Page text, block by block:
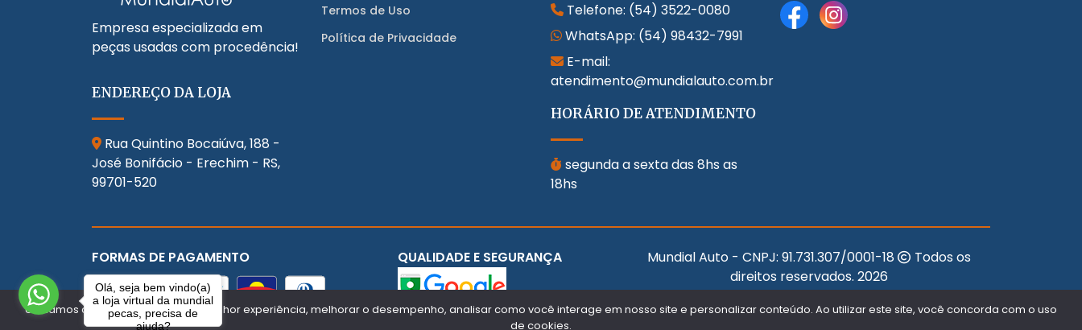
Empresa especializada em
peças usadas com procedência!
ENDEREÇO DA LOJA
Rua Quintino Bocaiúva, 188 -
José Bonifácio - Erechim - RS,
99701-520
Termos de Uso
Política de Privacidade
Telefone: (54) 3522-0080
WhatsApp: (54) 98432-7991
E-mail:
atendimento@mundialauto.com.br
HORÁRIO DE ATENDIMENTO
segunda a sexta das 8hs as
18hs
FORMAS DE PAGAMENTO QUALIDADE E SEGURANÇA Mundial Auto - CNPJ: 91.731.307/0001-18
Todos os
direitos reservados. 2026
Desenvolvido Por:
Utilizamos cookies para oferecer melhor experiência, melhorar o desempenho, analisar como você interage em nosso site e personalizar conteúdo. Ao utilizar este site, você concorda com o uso
de cookies.
Olá, seja bem vindo(a)
a loja virtual da mundial
pecas, precisa de
ajuda?